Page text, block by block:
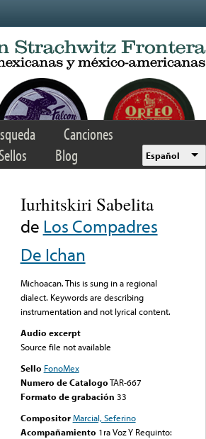
Canciones
Blog Español
Iurhitskiri Sabelita
de Los Compadres
De Ichan
Michoacan. This is sung in a regional
dialect. Keywords are describing
instrumentation and not lyrical content.
Audio excerpt
Source file not available
Sello FonoMex
Numero de CatalogoTAR-667
Formato de grabación 33
Compositor Marcial, Seferino
Acompañamiento 1ra Voz Y Requinto: